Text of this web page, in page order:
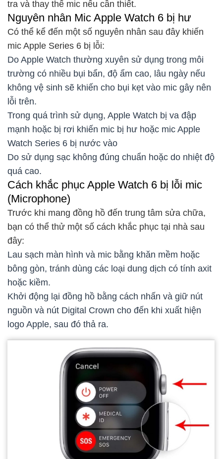
tra và thay thế mic nếu cần thiết.
Nguyên nhân Mic Apple Watch 6 bị hư
Có thể kể đến một số nguyên nhân sau đây khiến
mic Apple Series 6 bị lỗi:
Do Apple Watch thường xuyên sử dụng trong môi
trường có nhiều bụi bẩn, độ ẩm cao, lâu ngày nếu
không vệ sinh sẽ khiến cho bụi kẹt vào mic gây nên
lỗi trên.
Trong quá trình sử dụng, Apple Watch bị va đập
mạnh hoặc bị rơi khiến mic bị hư hoặc mic Apple
Watch Series 6 bị nước vào
Do sử dụng sạc không đúng chuẩn hoặc do nhiệt độ
quá cao.
Cách khắc phục Apple Watch 6 bị lỗi mic
(Microphone)
Trước khi mang đồng hồ đến trung tâm sửa chữa,
bạn có thể thử một số cách khắc phục tại nhà sau
đây:
Lau sạch màn hình và mic bằng khăn mềm hoặc
bông gòn, tránh dùng các loại dung dịch có tính axit
hoặc kiềm.
Khởi động lại đồng hồ bằng cách nhấn và giữ nút
nguồn và nút Digital Crown cho đến khi xuất hiện
logo Apple, sau đó thả ra.